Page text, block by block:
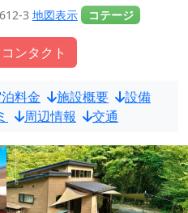
3 地図表示 コテージ
ンタクト
料金 施設概要
設備
周辺情報 交通